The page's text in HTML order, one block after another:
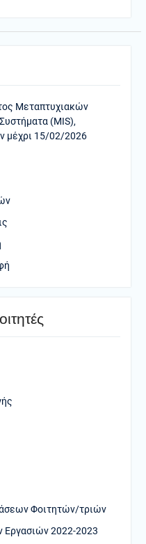
Μεταπτυχιακών
(MIS),
μέχρι 15/02/2026
Φοιτητών/τριών
Εργασιών 2022-2023